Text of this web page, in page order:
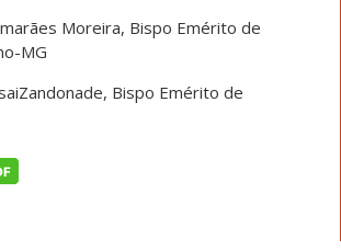
Moreira, Bispo Emérito de
MG
Bispo Emérito de